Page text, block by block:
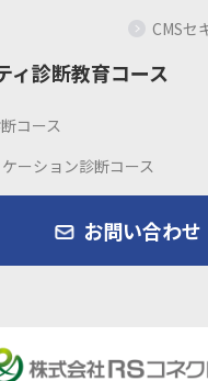
CMSセ
ィ診断教育コース
コース
ーション診断コース
お問い合わせ